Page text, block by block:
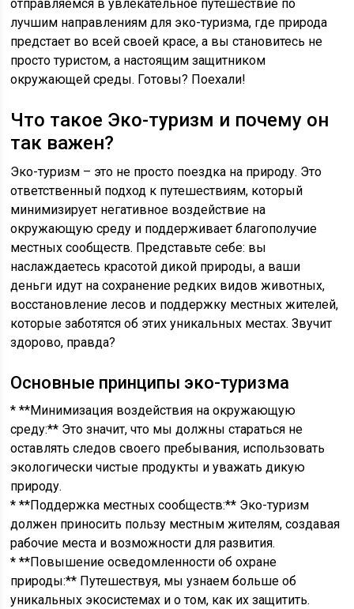
отправляемся в увлекательное путешествие по
лучшим направлениям для эко-туризма, где природа
предстает во всей своей красе, а вы становитесь не
просто туристом, а настоящим защитником
окружающей среды. Готовы? Поехали!
Что такое Эко-туризм и почему он
так важен?
Эко-туризм – это не просто поездка на природу. Это
ответственный подход к путешествиям, который
минимизирует негативное воздействие на
окружающую среду и поддерживает благополучие
местных сообществ. Представьте себе: вы
наслаждаетесь красотой дикой природы, а ваши
деньги идут на сохранение редких видов животных,
восстановление лесов и поддержку местных жителей,
которые заботятся об этих уникальных местах. Звучит
здорово, правда?
Основные принципы эко-туризма
* **Минимизация воздействия на окружающую
среду:** Это значит, что мы должны стараться не
оставлять следов своего пребывания, использовать
экологически чистые продукты и уважать дикую
природу.
* **Поддержка местных сообществ:** Эко-туризм
должен приносить пользу местным жителям, создавая
рабочие места и возможности для развития.
* **Повышение осведомленности об охране
природы:** Путешествуя, мы узнаем больше об
уникальных экосистемах и о том, как их защитить.